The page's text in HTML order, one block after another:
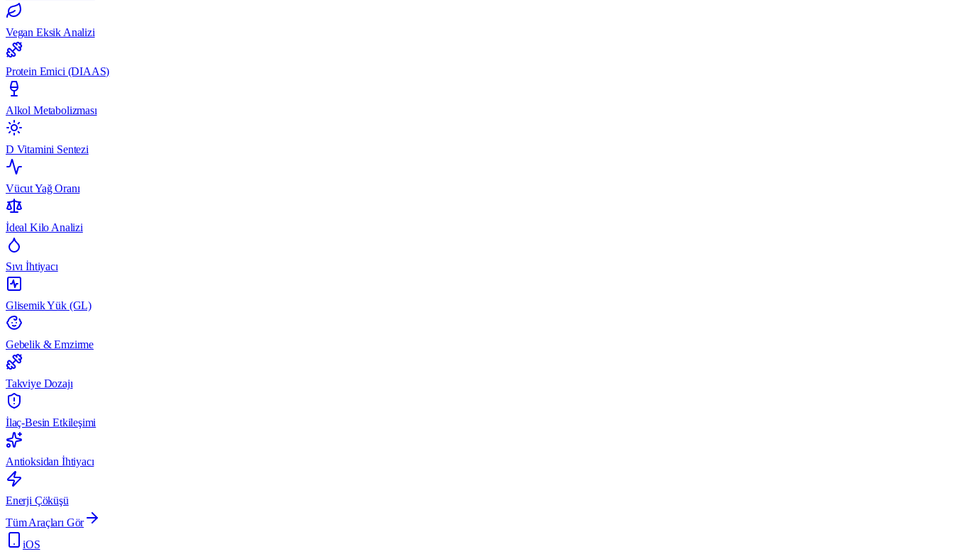
Vegan Eksik Analizi
Protein Emici (DIAAS)
Alkol Metabolizması
D Vitamini Sentezi
Vücut Yağ Oranı
İdeal Kilo Analizi
Sıvı İhtiyacı
Glisemik Yük (GL)
Gebelik & Emzirme
Takviye Dozajı
İlaç-Besin Etkileşimi
Antioksidan İhtiyacı
Enerji Çöküşü
Tüm Araçları Gör
iOS